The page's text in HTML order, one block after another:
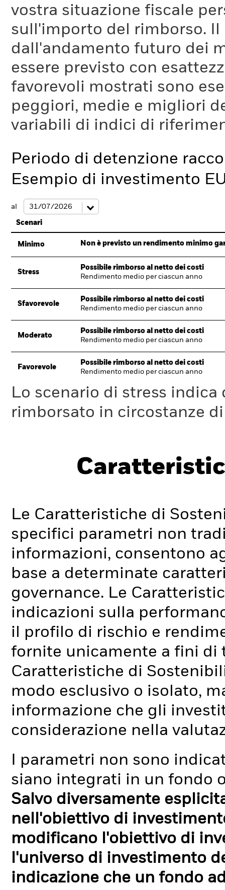
vostra situazione fiscale
sull'importo del rimborso.
dall'andamento futuro dei
essere previsto con
favorevoli mostrati sono
peggiori, medie e migliori
variabili di indici di
Periodo di detenzione
Esempio di investimento
al
Scenari
Minimo Non è previsto un rendimento minimo
Stress
Possibile rimborso al netto dei costi
Rendimento medio per ciascun anno
Sfavorevole
Possibile rimborso al netto dei costi
Rendimento medio per ciascun anno
Moderato
Possibile rimborso al netto dei costi
Rendimento medio per ciascun anno
Favorevole
Possibile rimborso al netto dei costi
Rendimento medio per ciascun anno
Lo scenario di stress
rimborsato in circostanze
Le Caratteristiche di
specifici parametri non
informazioni, consentono
base a determinate
governance. Le
indicazioni sulla
il profilo di rischio e
fornite unicamente a fini di
Caratteristiche di
modo esclusivo o isolato,
informazione che gli
considerazione nella
I parametri non sono
siano integrati in un fondo
Salvo diversamente
nell'obiettivo di
modificano l'obiettivo di
l'universo di investimento
indicazione che un fondo